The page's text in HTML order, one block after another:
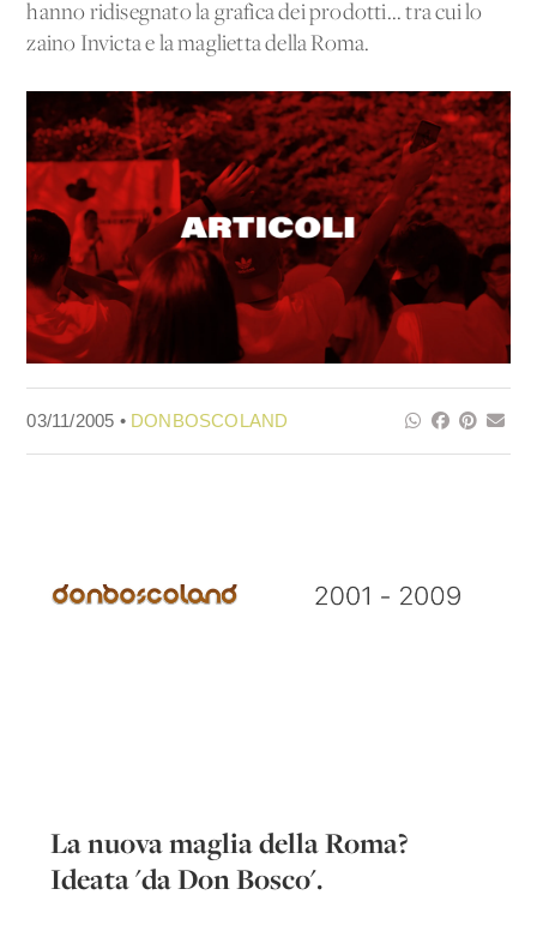
hanno ridisegnato la grafica dei prodotti... tra cui lo
zaino Invicta e la maglietta della Roma.
03/11/2005 • DONBOSCOLAND
La nuova maglia della Roma?
Ideata 'da Don Bosco'.